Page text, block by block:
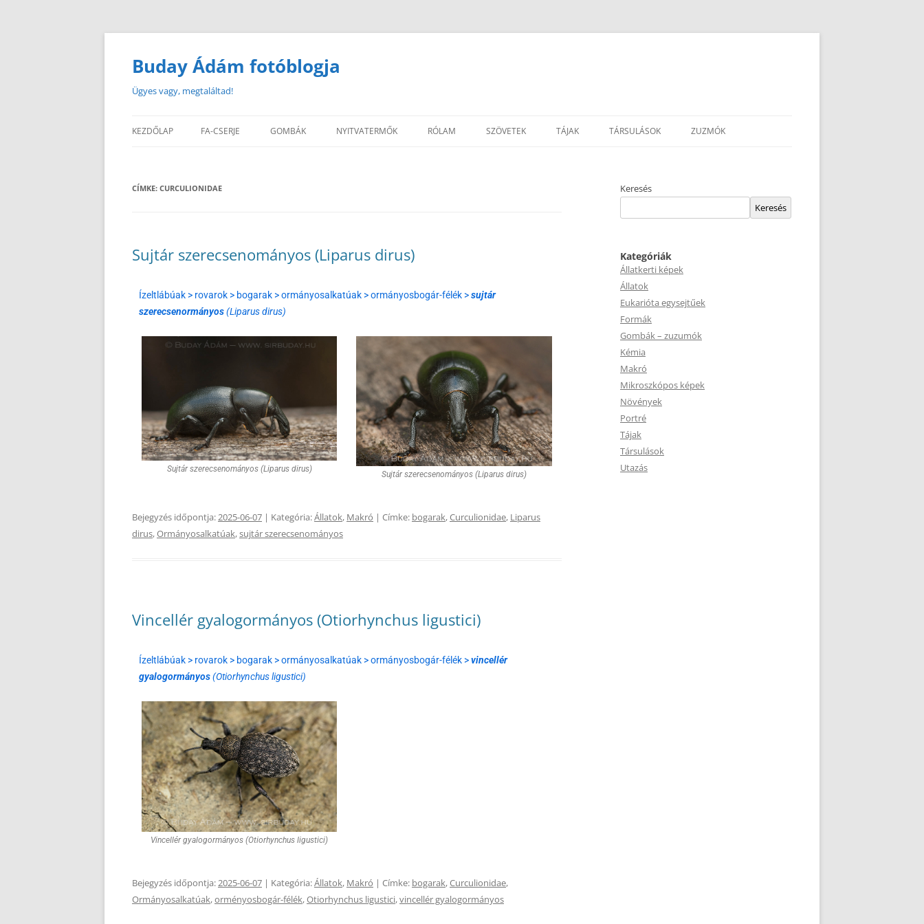
Buday Ádám fotóblogja
Ügyes vagy, megtaláltad!
KEZDŐLAP FA-CSERJE GOMBÁK NYITVATERMŐK RÓLAM SZÖVETEK TÁJAK TÁRSULÁSOK ZUZMÓK
CÍMKE: CURCULIONIDAE
Sujtár szerecsenományos (Liparus dirus)
Ízeltlábúak > rovarok > bogarak > ormányosalkatúak > ormányosbogár-félék >sujtár
szerecsenormányos(Liparus dirus)
Sujtár szerecsenományos (Liparus dirus)
Sujtár szerecsenományos (Liparus dirus)
Bejegyzés időpontja:2025-06-07 | Kategória:Állatok, Makró | Címke: bogarak,Curculionidae, Liparus
dirus,Ormányosalkatúak,sujtár szerecsenományos
Vincellér gyalogormányos (Otiorhynchus ligustici)
Ízeltlábúak > rovarok > bogarak > ormányosalkatúak > ormányosbogár-félék >vincellér
gyalogormányos(Otiorhynchus ligustici)
Vincellér gyalogormányos (Otiorhynchus ligustici)
Bejegyzés időpontja:2025-06-07 | Kategória:Állatok, Makró | Címke: bogarak,Curculionidae,
Ormányosalkatúak,orményosbogár-félék,Otiorhynchus ligustici,vincellér gyalogormányos
Keresés
Keresés
Kategóriák
Állatkerti képek
Állatok
Eukarióta egysejtűek
Formák
Gombák – zuzumók
Kémia
Makró
Mikroszkópos képek
Növények
Portré
Tájak
Társulások
Utazás